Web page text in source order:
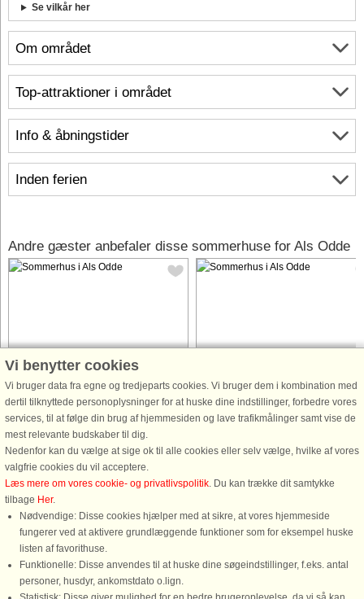
Om området
Info & åbningstider
Inden ferien
Se vilkår her
Top-attraktioner i området
Andre gæster anbefaler disse sommerhuse for Als Odde
Als Odde
10 personer, 154 m²
400 m til kyst.
Dette sommerhus med swimmingpool,
spabad og sauna ligger på en kuperet
grund på kanten af et skovområde ved
Als Odde. Fra grunden fører en lille sti
ned til kysten, der ligger bare ca. 400
meter væk. Samlingspunktet ...
fra 5.135 DKK
Als Odde
10 personer, 180 m²
600 m til kyst.
spabad og sauna og masser af plads
Odde. Huset er med den praktiske
2 familier. Huset er indrettet ...
Vi benytter cookies
Vi bruger data fra egne og tredjeparts cookies. Vi bruger dem i kombination med
dertil tilknyttede personoplysninger for at huske dine indstillinger, forbedre vores
services, til at følge din brug af hjemmesiden og lave trafikmålinger samt vise de
mest relevante budskaber til dig.
Nedenfor kan du vælge at sige ok til alle cookies eller selv vælge, hvilke af vores
valgfrie cookies du vil acceptere.
Læs mere om vores cookie- og privatlivspolitik. Du kan trække dit samtykke
tilbage Her.
Nødvendige: Disse cookies hjælper med at sikre, at vores hjemmeside
fungerer ved at aktivere grundlæggende funktioner som for eksempel huske
listen af favorithuse.
Funktionelle: Disse anvendes til at huske dine søgeindstillinger, f.eks. antal
personer, husdyr, ankomstdato o.lign.